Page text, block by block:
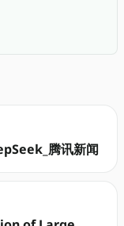
腾讯新闻